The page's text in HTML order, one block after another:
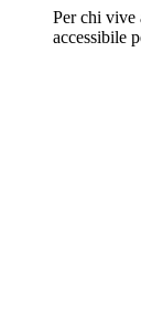
Per chi vive
accessibile